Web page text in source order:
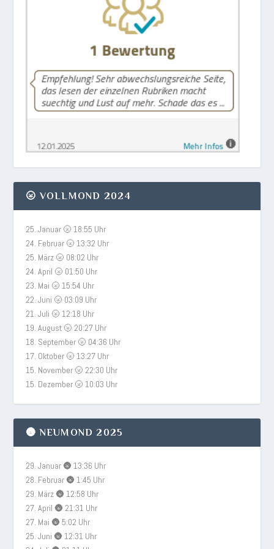
🌝 VOLLMOND 2024
25. Januar 🌝 18:55 Uhr
24. Februar 🌝 13:32 Uhr
25. März 🌝 08:02 Uhr
24. April 🌝 01:50 Uhr
23. Mai 🌝 15:54 Uhr
22. Juni 🌝 03:09 Uhr
21. Juli 🌝 12:18 Uhr
19. August 🌝 20:27 Uhr
18. September 🌝 04:36 Uhr
17. Oktober 🌝 13:27 Uhr
15. November 🌝 22:30 Uhr
15. Dezember 🌝 10:03 Uhr
🌚 NEUMOND 2025
29. Januar 🌚 13:36 Uhr
28. Februar 🌚 1:45 Uhr
29. März 🌚 12:58 Uhr
27. April 🌚 21:31 Uhr
27. Mai 🌚 5:02 Uhr
25. Juni 🌚 12:31 Uhr